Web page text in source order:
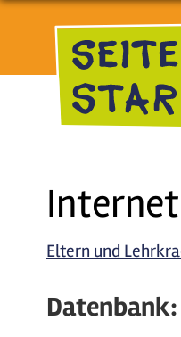
Direkt zum Inhalt
Eltern und